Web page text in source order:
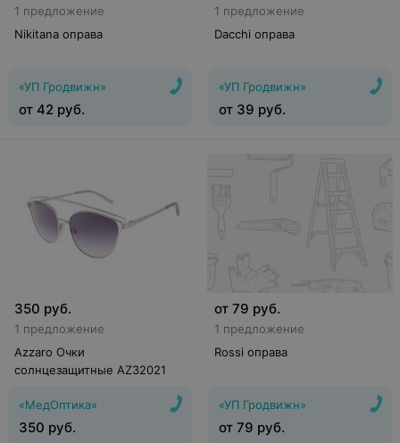
1 предложение
Nikitana оправа
«УП Гродвижн»
от 42 руб.
1 предложение
Dacchi оправа
«УП Гродвижн»
от 39 руб.
350 руб.
1 предложение
Azzaro Очки
солнцезащитные AZ32021
«МедОптика»
350 руб.
от 79 руб.
1 предложение
Rossi оправа
«УП Гродвижн»
от 79 руб.